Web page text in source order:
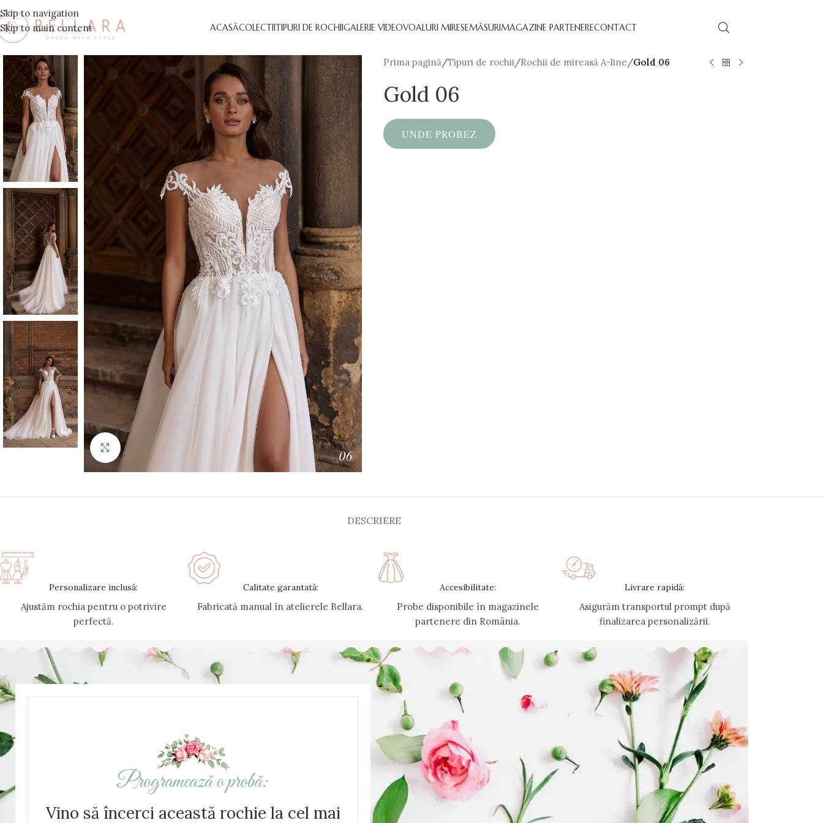
Skip to navigation
Skip to main content
ACASĂCOLECTIITIPURI DE ROCHIIGALERIE VIDEOVOALURI MIRESEMĂSURIMAGAZINE PARTENERECONTACT
Faceți click pentru a mări
Prima pagină/Tipuri de rochii/Rochii de mireasă A-line/Gold 06
Gold 06
UNDE PROBEZ
DESCRIERE
Personalizare inclusă:
Ajustăm rochia pentru o potrivire
perfectă.
Calitate garantată:
Fabricată manual în atelierele Bellara.
Accesibilitate:
Probe disponibile în magazinele
partenere din România.
Livrare rapidă:
Asigurăm transportul prompt după
finalizarea personalizării.
Programează o probă:
Vino să încerci această rochie la cel mai